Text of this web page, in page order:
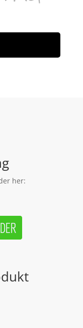
her: